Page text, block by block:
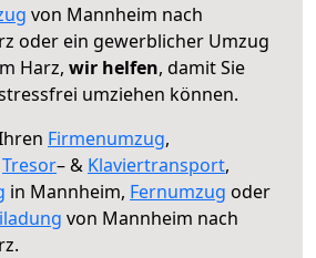
von Mannheim nach
oder ein gewerblicher Umzug
Harz, wir helfen, damit Sie
umziehen können.
Firmenumzug,
Tresor– & Klaviertransport,
in Mannheim, Fernumzug oder
von Mannheim nach